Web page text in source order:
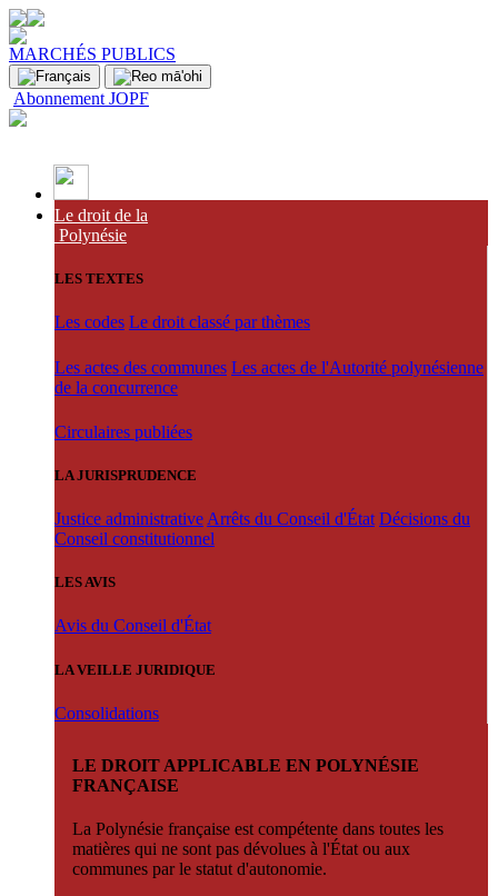
MARCHÉS PUBLICS
Abonnement JOPF
Le droit de la
Polynésie
LES TEXTES
Les codes Le droit classé par thèmes
Les actes des communes Les actes de l'Autorité polynésienne
de la concurrence
Circulaires publiées
LA JURISPRUDENCE
Justice administrative Arrêts du Conseil d'État Décisions du
Conseil constitutionnel
LES AVIS
Avis du Conseil d'État
LA VEILLE JURIDIQUE
Consolidations
LE DROIT APPLICABLE EN POLYNÉSIE
FRANÇAISE
La Polynésie française est compétente dans toutes les
matières qui ne sont pas dévolues à l'État ou aux
communes par le statut d'autonomie.